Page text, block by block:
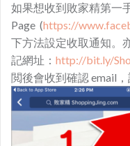
如果想收到敗家精第一
Page (https://
下方法設定收取通知。
記網址： http://bit.ly/
閲後會收到確認 email